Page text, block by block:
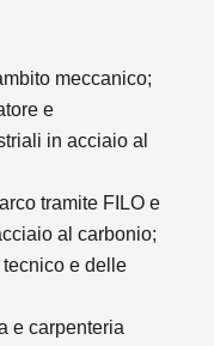
meccanico;
e
in acciaio al
tramite FILO e
al carbonio;
e delle
e carpenteria